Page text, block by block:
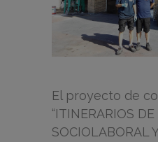
El proyecto de
“ITINERARIOS
SOCIOLABORAL